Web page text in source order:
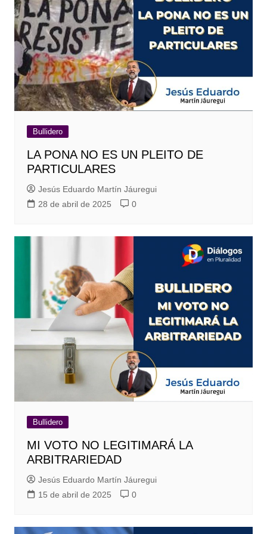
Bullidero
LA PONA NO ES UN PLEITO DE
PARTICULARES
Jesús Eduardo Martín Jáuregui
28 de abril de 2025
0
Bullidero
MI VOTO NO LEGITIMARÁ LA
ARBITRARIEDAD
Jesús Eduardo Martín Jáuregui
15 de abril de 2025
0